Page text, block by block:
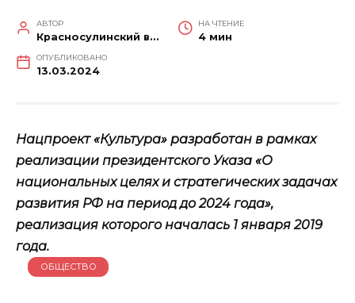
АВТОР
Красносулинский вестник
НА ЧТЕНИЕ
4 мин
ОПУБЛИКОВАНО
13.03.2024
Нацпроект «Культура» разработан в рамках
реализации президентского Указа «О
национальных целях и стратегических задачах
развития РФ на период до 2024 года»,
реализация которого началась 1 января 2019
года.
ОБЩЕСТВО